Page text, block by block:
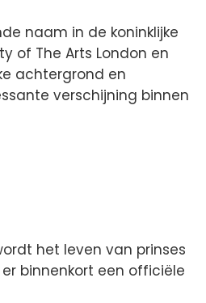
naam in de koninklijke
of The Arts London en
achtergrond en
verschijning binnen
het leven van prinses
binnenkort een officiële